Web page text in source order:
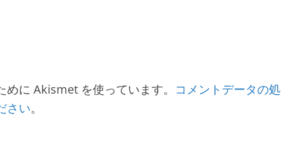
に Akismet を使っています。 コメントデータの処
さい。